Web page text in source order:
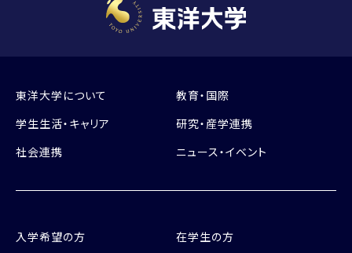
東洋大学について
教育・国際
学生生活・キャリア
研究・産学連携
社会連携
ニュース・イベント
入学希望の方
在学生の方